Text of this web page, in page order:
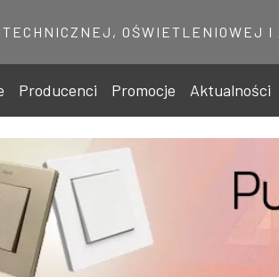
OŚWIETLENIOWEJ I
Producenci Promocje Aktualności